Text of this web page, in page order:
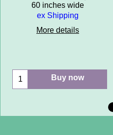
60 inches wide
ex Shipping
More details
Buy now